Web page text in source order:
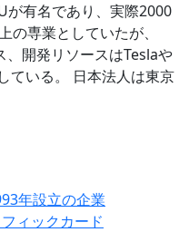
が有名であり、実際2000
の専業としていたが、
、開発リソースはTeslaや
ている。 日本法人は東京
年設立の企業
ィックカード